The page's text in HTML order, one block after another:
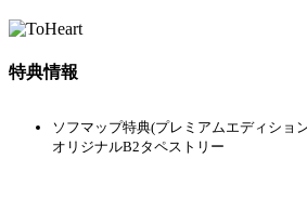
特典情報
ソフマップ特典(プレミアムエディショ
オリジナルB2タペストリー